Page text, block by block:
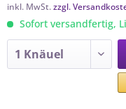
inkl. MwSt.zzgl.
Sofort versandfertig,